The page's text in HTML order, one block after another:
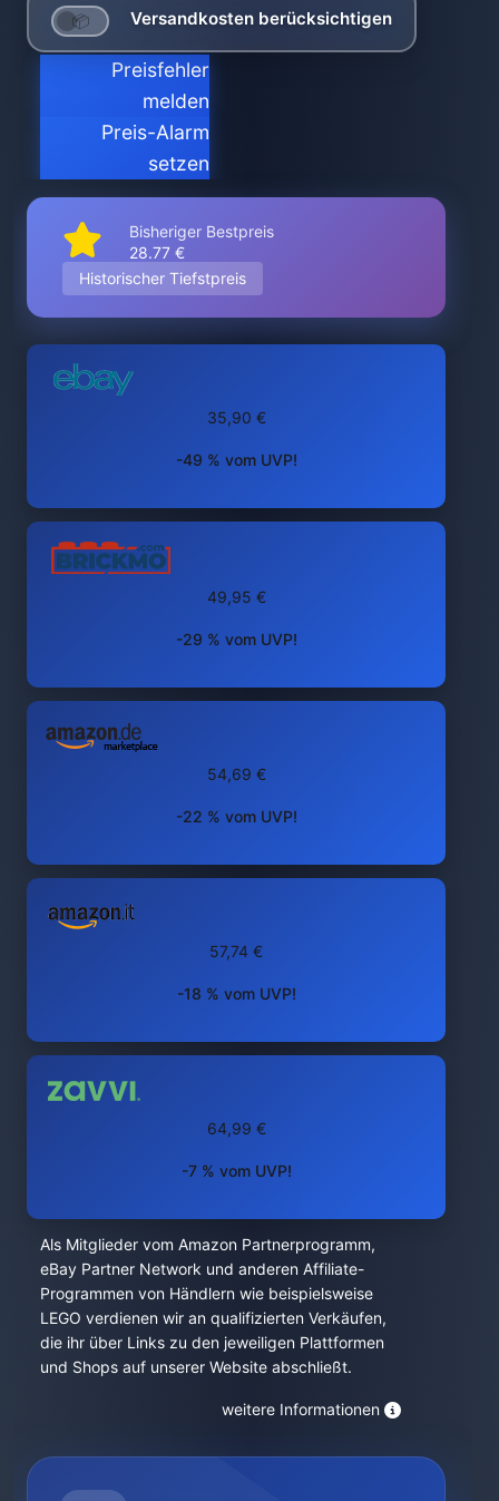
Versandkosten berücksichtigen
Preisfehler
melden
Preis-Alarm
setzen
Bisheriger Bestpreis
28.77 €
Historischer Tiefstpreis
35,90 €
-49 % vom UVP!
49,95 €
-29 % vom UVP!
54,69 €
-22 % vom UVP!
57,74 €
-18 % vom UVP!
64,99 €
-7 % vom UVP!
Als Mitglieder vom Amazon Partnerprogramm,
eBay Partner Network und anderen Affiliate-
Programmen von Händlern wie beispielsweise
LEGO verdienen wir an qualifizierten Verkäufen,
die ihr über Links zu den jeweiligen Plattformen
und Shops auf unserer Website abschließt.
weitere Informationen